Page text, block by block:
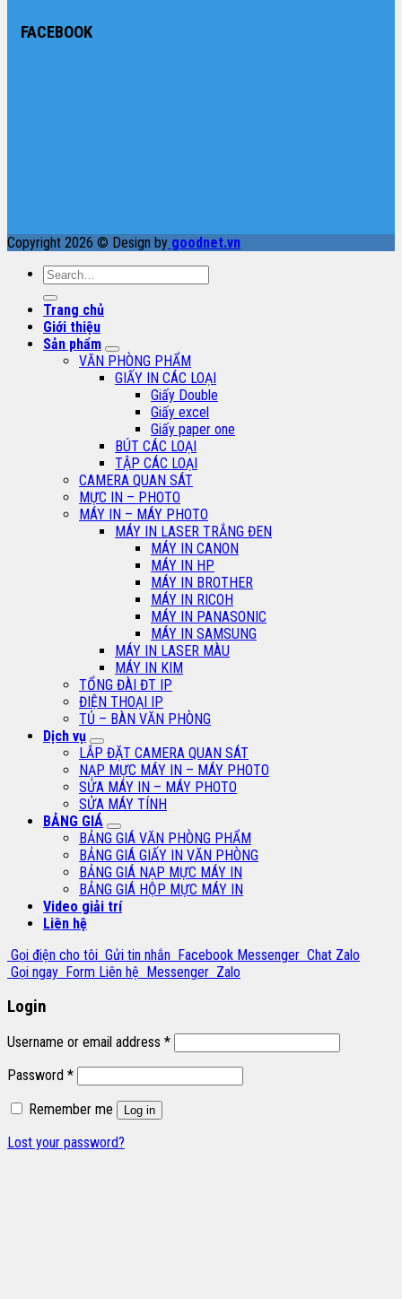
FACEBOOK
Copyright 2026 © Design by goodnet.vn
Search
for:
Trang chủ
Giới thiệu
Sản phẩm
VĂN PHÒNG PHẨM
GIẤY IN CÁC LOẠI
Giấy Double
Giấy excel
Giấy paper one
BÚT CÁC LOẠI
TẬP CÁC LOẠI
CAMERA QUAN SÁT
MỰC IN – PHOTO
MÁY IN – MÁY PHOTO
MÁY IN LASER TRẮNG ĐEN
MÁY IN CANON
MÁY IN HP
MÁY IN BROTHER
MÁY IN RICOH
MÁY IN PANASONIC
MÁY IN SAMSUNG
MÁY IN LASER MÀU
MÁY IN KIM
TỔNG ĐÀI ĐT IP
ĐIỆN THOẠI IP
TỦ – BÀN VĂN PHÒNG
Dịch vụ
LẮP ĐẶT CAMERA QUAN SÁT
NẠP MỰC MÁY IN – MÁY PHOTO
SỬA MÁY IN – MÁY PHOTO
SỬA MÁY TÍNH
BẢNG GIÁ
BẢNG GIÁ VĂN PHÒNG PHẨM
BẢNG GIÁ GIẤY IN VĂN PHÒNG
BẢNG GIÁ NẠP MỰC MÁY IN
BẢNG GIÁ HỘP MỰC MÁY IN
Video giải trí
Liên hệ
Gọi điện cho tôi Gửi tin nhắn Facebook Messenger Chat Zalo
Gọi ngay Form Liên hệ Messenger Zalo
Login
Username or email address *
Password *
Remember me
Log in
Lost your password?